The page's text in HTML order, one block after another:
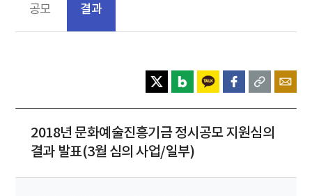
공모 결과
2018년 문화예술진흥기금 정시공모 지원심의
결과 발표(3월 심의 사업/일부)